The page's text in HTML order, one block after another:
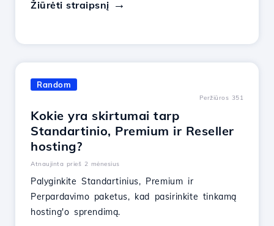
Žiūrėti straipsnį
Random
Peržiūros 351
Kokie yra skirtumai tarp
Standartinio, Premium ir Reseller
hosting?
Atnaujinta prieš 2 mėnesius
Palyginkite Standartinius, Premium ir
Perpardavimo paketus, kad pasirinkite tinkamą
hosting'o sprendimą.